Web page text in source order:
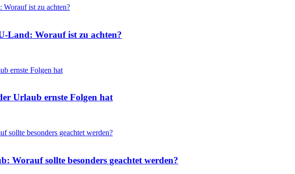
Land: Worauf ist zu achten?
Urlaub ernste Folgen hat
Worauf sollte besonders geachtet werden?